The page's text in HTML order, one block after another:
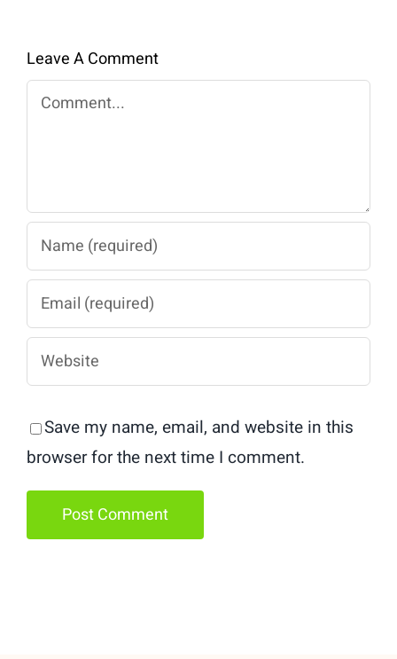
Leave A Comment
Comment
Save my name, email, and website in this
browser for the next time I comment.